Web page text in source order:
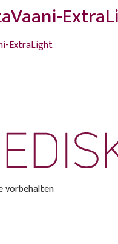
ExtraLight
vorbehalten